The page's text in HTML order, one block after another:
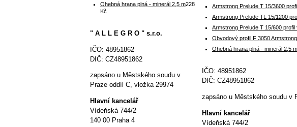
Armstrong Prelude T 15/3600
Armstrong Prelude TL 15/1200
Armstrong Prelude T 15/600 profil
Obvodový profil F 3050 Armstrong
Ohebná hrana plná - minerál 2,5 m
IČO: 48951862
DIČ: CZ48951862
zapsáno u Městského soudu v
Hlavní kancelář
Vídeňská 744/2
Ohebná hrana plná - minerál 2,5 m228
Kč
" A L L E G R O " s.r.o.
IČO: 48951862
DIČ: CZ48951862
zapsáno u Městského soudu v
Praze oddíl C, vložka 29974
Hlavní kancelář
Vídeňská 744/2
140 00 Praha 4